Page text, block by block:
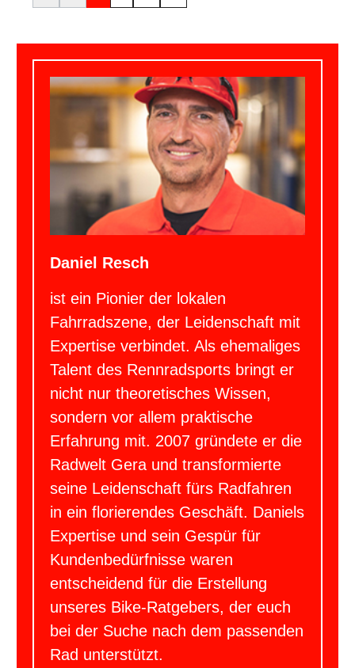
Daniel Resch
ist ein Pionier der lokalen
Fahrradszene, der Leidenschaft mit
Expertise verbindet. Als ehemaliges
Talent des Rennradsports bringt er
nicht nur theoretisches Wissen,
sondern vor allem praktische
Erfahrung mit. 2007 gründete er die
Radwelt Gera und transformierte
seine Leidenschaft fürs Radfahren
in ein florierendes Geschäft. Daniels
Expertise und sein Gespür für
Kundenbedürfnisse waren
entscheidend für die Erstellung
unseres Bike-Ratgebers, der euch
bei der Suche nach dem passenden
Rad unterstützt.